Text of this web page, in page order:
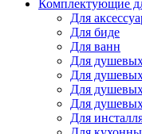
Комплектующие
Для
Для биде
Для ванн
Для
Для
Для
Для
Для